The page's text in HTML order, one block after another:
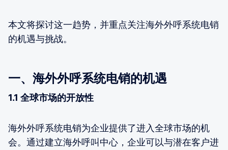
本文将探讨这一趋势，并重点关注海外外呼系统电销
的机遇与挑战。
一、海外外呼系统电销的机遇
1.1 全球市场的开放性
海外外呼系统电销为企业提供了进入全球市场的机
会。通过建立海外呼叫中心，企业可以与潜在客户进